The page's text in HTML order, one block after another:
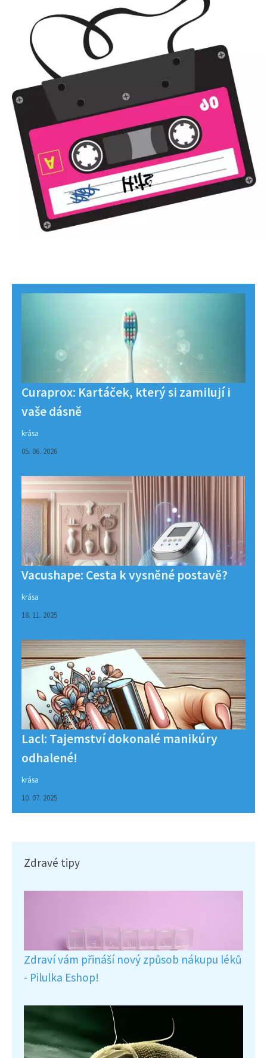
Curaprox: Kartáček, který si zamilují i
vaše dásně
krása
05. 06. 2026
Vacushape: Cesta k vysněné postavě?
krása
18. 11. 2025
Lacl: Tajemství dokonalé manikúry
odhalené!
krása
10. 07. 2025
Zdravé tipy
Zdraví vám přináší nový způsob nákupu léků
- Pilulka Eshop!